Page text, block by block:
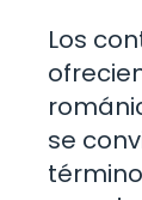
Los
se